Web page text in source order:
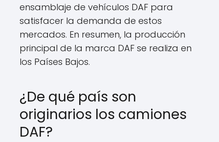
ensamblaje de vehículos DAF para
satisfacer la demanda de estos
mercados. En resumen, la producción
principal de la marca DAF se realiza en
los Países Bajos.
¿De qué país son
originarios los camiones
DAF?